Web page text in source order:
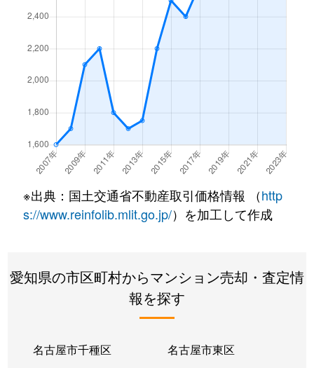
※出典：国土交通省不動産取引価格情報 （http
s://www.reinfolib.mlit.go.jp/）を加工して作成
愛知県の市区町村からマンション売却・査定情
報を探す
名古屋市千種区 名古屋市東区